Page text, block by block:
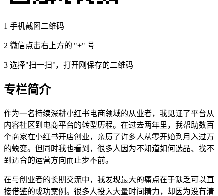
1 手机截图二维码
2 微信点击右上方的 "+" 号
3 选择"扫一扫"，打开刚保存的二维码
专栏简介
作为一名持续深耕小红书电商领域的从业者，我见证了平台从
内容社区到电商平台的转型历程。在过去两年里，我帮助数百
个商家在小红书开店创业，亲历了许多人从零开始到月入过万
的蜕变。但同时我也看到，很多人因为不知道如何选品、找不
到适合的运营方向而止步不前。
在与创业者的长期交流中，我发现最大的痛点在于缺乏可以直
接借鉴的成功案例。很多人投入大量时间精力，却因为没有清